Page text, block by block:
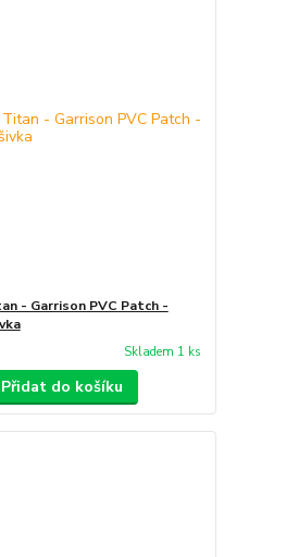
- Garrison PVC Patch -
Skladem 1 ks
Přidat do košíku